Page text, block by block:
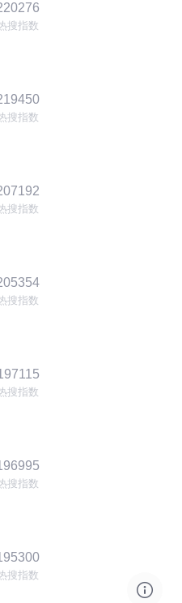
搜指数
搜指数
搜指数
搜指数
搜指数
搜指数
搜指数
